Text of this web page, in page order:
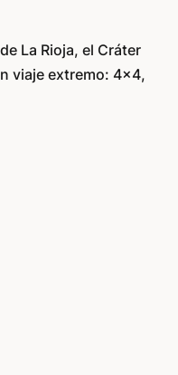
La Rioja, el Cráter
viaje extremo: 4x4,